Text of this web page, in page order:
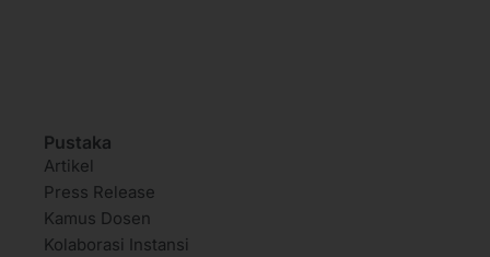
Pustaka
Artikel
Press Release
Kamus Dosen
Kolaborasi Instansi